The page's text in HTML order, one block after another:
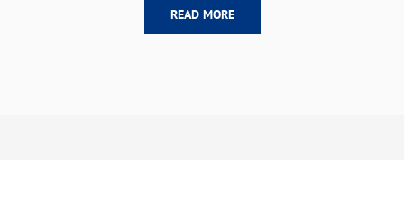
READ MORE